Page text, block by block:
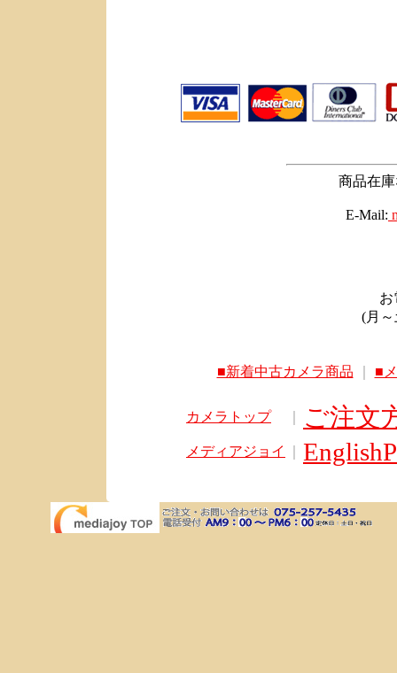
商品在
E-Mail:
お
(月～
■新着中古カメラ商品 ■
カメラトップ ご注文
メディアジョイ